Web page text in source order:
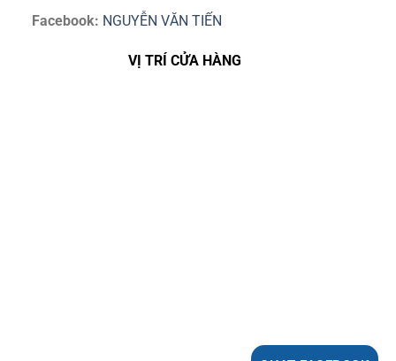
Facebook: NGUYỄN VĂN TIẾN
VỊ TRÍ CỬA HÀNG